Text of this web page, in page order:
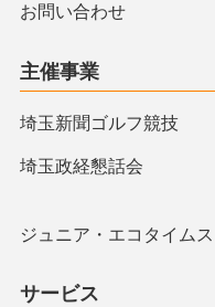
お問い合わせ
主催事業
埼玉新聞ゴルフ競技
埼玉政経懇話会
ジュニア・エコタイムス
サービス